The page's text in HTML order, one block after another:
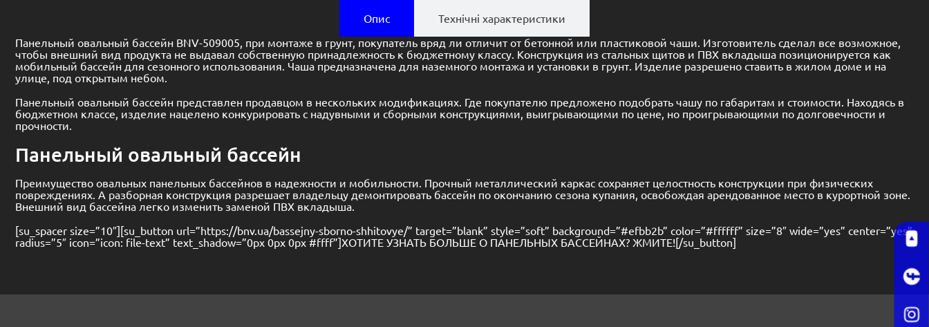
Опис
Технічні характеристики
Панельный овальный бассейн BNV-509005, при монтаже в грунт, покупатель вряд ли отличит от бетонной или пластиковой чаши. Изготовитель сделал все возможное,
чтобы внешний вид продукта не выдавал собственную принадлежность к бюджетному классу. Конструкция из стальных щитов и ПВХ вкладыша позиционируется как
мобильный бассейн для сезонного использования. Чаша предназначена для наземного монтажа и установки в грунт. Изделие разрешено ставить в жилом доме и на
улице, под открытым небом.
Панельный овальный бассейн представлен продавцом в нескольких модификациях. Где покупателю предложено подобрать чашу по габаритам и стоимости. Находясь в
бюджетном классе, изделие нацелено конкурировать с надувными и сборными конструкциями, выигрывающими по цене, но проигрывающими по долговечности и
прочности.
Панельный овальный бассейн
Преимущество овальных панельных бассейнов в надежности и мобильности. Прочный металлический каркас сохраняет целостность конструкции при физических
повреждениях. А разборная конструкция разрешает владельцу демонтировать бассейн по окончанию сезона купания, освобождая арендованное место в курортной зоне.
Внешний вид бассейна легко изменить заменой ПВХ вкладыша.
[su_spacer size=”10″][su_button url=”https://bnv.ua/bassejny-sborno-shhitovye/” target=”blank” style=”soft” background=”#efbb2b” color=”#ffffff” size=”8″ wide=”yes” center=”yes”
radius=”5″ icon=”icon: file-text” text_shadow=”0px 0px 0px #ffff”]ХОТИТЕ УЗНАТЬ БОЛЬШЕ О ПАНЕЛЬНЫХ БАССЕЙНАХ? ЖМИТЕ![/su_button]